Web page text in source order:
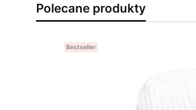
Polecane produkty
Bestseller